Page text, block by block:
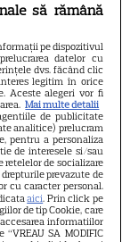
să rămână
pe dispozitivul
datelor cu
dvs. făcând clic
legitim în orice
Aceste alegeri vor fi
Mai multe detalii
de publicitate
analitice) prelucram
pentru a personaliza
de interesele si/sau
de socializare
prevazute de
cu caracter personal.
aici. Prin click pe
de tip Cookie, care
informatiilor
SA MODIFIC